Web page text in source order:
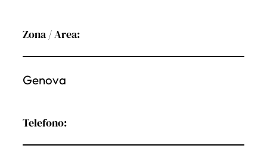
Zona / Area:
Genova
Telefono: